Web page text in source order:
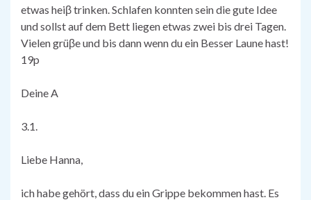
etwas heiβ trinken. Schlafen konnten sein die gute Idee
und sollst auf dem Bett liegen etwas zwei bis drei Tagen.
Vielen grüβe und bis dann wenn du ein Besser Laune hast!
19p
Deine A
3.1.
Liebe Hanna,
ich habe gehört, dass du ein Grippe bekommen hast. Es